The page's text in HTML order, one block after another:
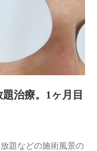
治療。1ヶ月目
題などの施術風景の